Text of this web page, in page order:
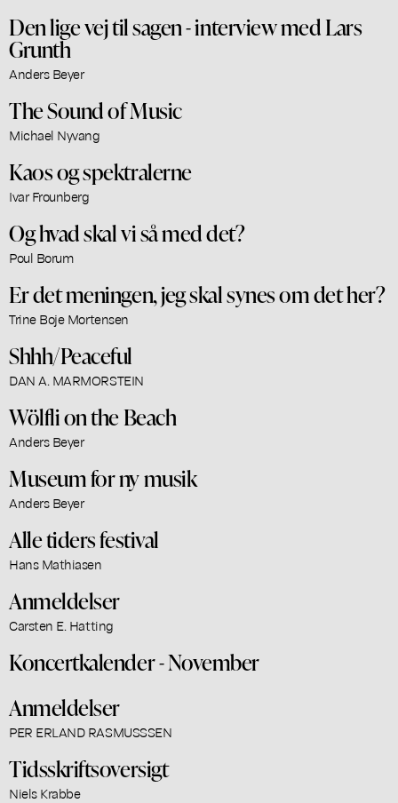
Den lige vej til sagen - interview med Lars
Grunth
Anders Beyer
The Sound of Music
Michael Nyvang
Kaos og spektralerne
Ivar Frounberg
Og hvad skal vi så med det?
Poul Borum
Er det meningen, jeg skal synes om det her?
Trine Boje Mortensen
Shhh/Peaceful
DAN A. MARMORSTEIN
Wölfli on the Beach
Anders Beyer
Museum for ny musik
Anders Beyer
Alle tiders festival
Hans Mathiasen
Anmeldelser
Carsten E. Hatting
Koncertkalender - November
Anmeldelser
PER ERLAND RASMUSSSEN
Tidsskriftsoversigt
Niels Krabbe